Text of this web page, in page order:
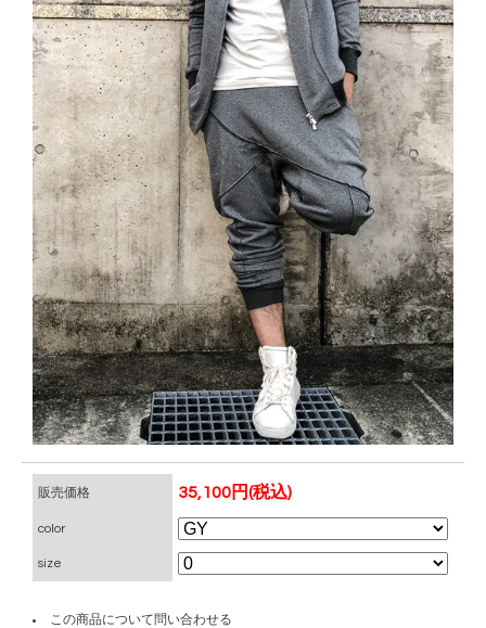
販売価格 35,100円(税込)
color
size
この商品について問い合わせる